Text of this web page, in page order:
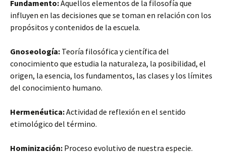
Fundamento:Aquellos elementos de la filosofía que
influyen en las decisiones que se toman en relación con los
propósitos y contenidos de la escuela.
Gnoseología: Teoría filosófica y científica del
conocimiento que estudia la naturaleza, la posibilidad, el
origen, la esencia, los fundamentos, las clases y los límites
del conocimiento humano.
Hermenéutica:Actividad de reflexión en el sentido
etimológico del término.
Hominización: Proceso evolutivo de nuestra especie.